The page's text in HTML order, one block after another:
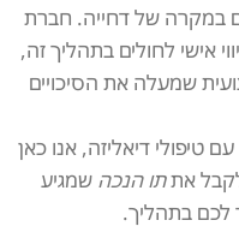
במקרה של דחייה. חברת
אישי לחולים בתהליך זה,
שמעלה את הסיכויים
טיפולי דיאליזה, אנו כאן
אתתו הנכה שמגיע
לכם בתהליך.